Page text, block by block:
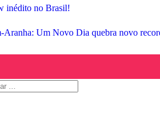
inédito no Brasil!
Um Novo Dia quebra novo